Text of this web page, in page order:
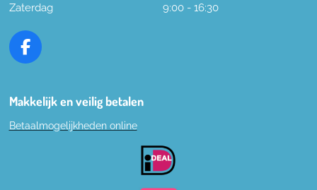
Zaterdag
9:00 - 16:30
F
e
o
Makkelijk en veilig betalen
Betaalmogelijkheden online